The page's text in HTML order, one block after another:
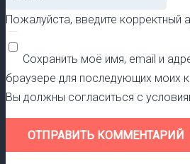
Пожалуйста, введите корректный
Сохранить моё имя, email и
браузере для последующих моих
Вы должны согласиться с
ОТПРАВИТЬ КОММЕНТАРИЙ